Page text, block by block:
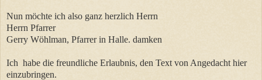
Nun möchte ich also ganz herzlich Herrn
Herrn Pfarrer
Gerry Wöhlman, Pfarrer in Halle. damken
Ich habe die freundliche Erlaubnis, den Text von Angedacht hier
einzubringen.